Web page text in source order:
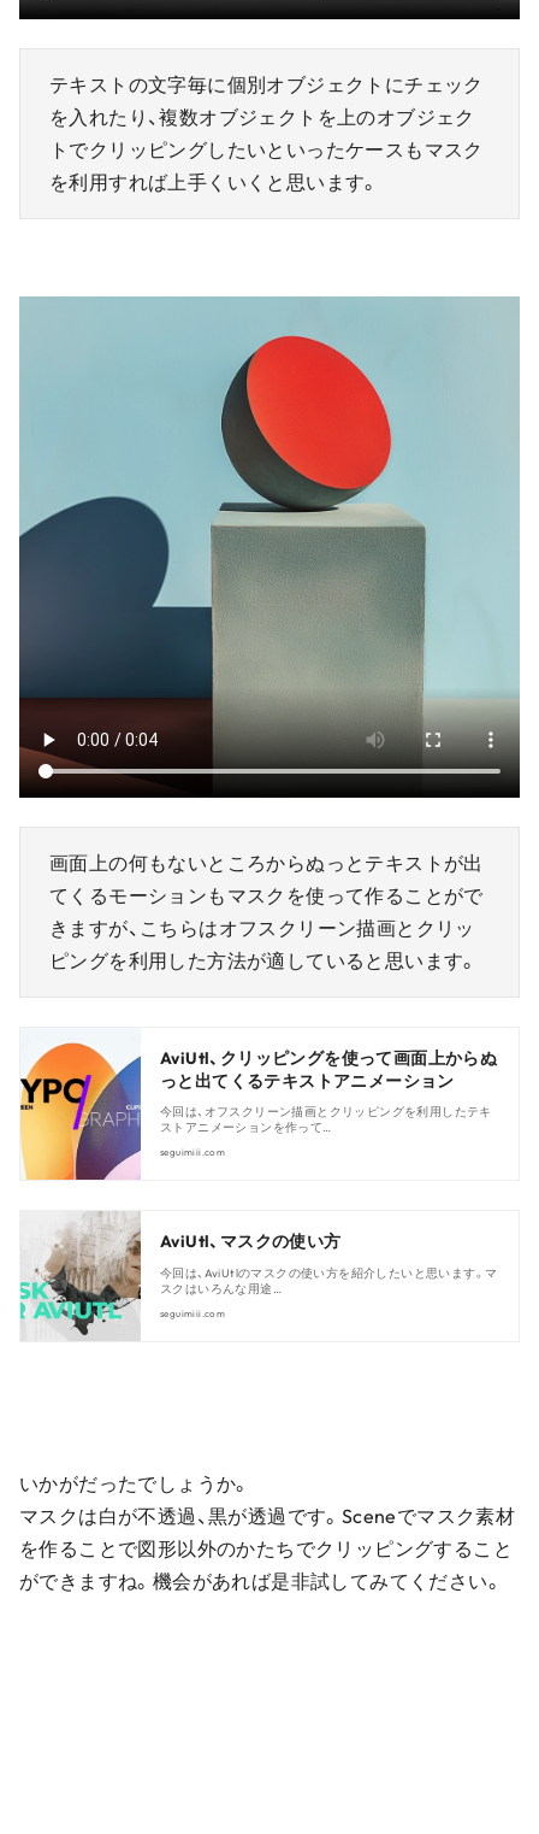
テキストの文字毎に個別オブジェクトにチェック
を入れたり、複数オブジェクトを上のオブジェク
トでクリッピングしたいといったケースもマスク
を利用すれば上手くいくと思います。
画面上の何もないところからぬっとテキストが出
てくるモーションもマスクを使って作ることがで
きますが、こちらはオフスクリーン描画とクリッ
ピングを利用した方法が適していると思います。
AviUtl、クリッピングを使って画面上からぬ
っと出てくるテキストアニメーション
今回は、オフスクリーン描画とクリッピングを利用したテキ
ストアニメーションを作って…
seguimiii.com
AviUtl、マスクの使い方
今回は、AviUtlのマスクの使い方を紹介したいと思います。マ
スクはいろんな用途…
seguimiii.com
いかがだったでしょうか。
マスクは白が不透過、黒が透過です。Sceneでマスク素材
を作ることで図形以外のかたちでクリッピングすること
ができますね。機会があれば是非試してみてください。